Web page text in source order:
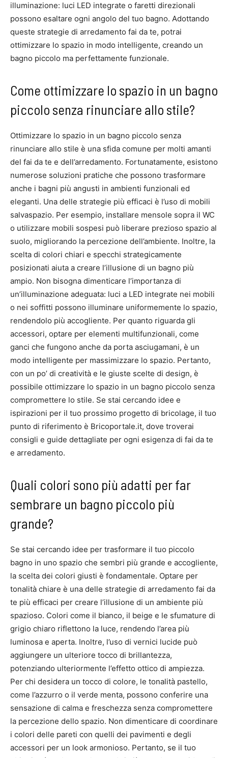
illuminazione: luci LED integrate o faretti direzionali
possono esaltare ogni angolo del tuo bagno. Adottando
queste strategie di arredamento fai da te, potrai
ottimizzare lo spazio in modo intelligente, creando un
bagno piccolo ma perfettamente funzionale.
Come ottimizzare lo spazio in un bagno
piccolo senza rinunciare allo stile?
Ottimizzare lo spazio in un bagno piccolo senza
rinunciare allo stile è una sfida comune per molti amanti
del fai da te e dell’arredamento. Fortunatamente, esistono
numerose soluzioni pratiche che possono trasformare
anche i bagni più angusti in ambienti funzionali ed
eleganti. Una delle strategie più efficaci è l’uso di mobili
salvaspazio. Per esempio, installare mensole sopra il WC
o utilizzare mobili sospesi può liberare prezioso spazio al
suolo, migliorando la percezione dell’ambiente. Inoltre, la
scelta di colori chiari e specchi strategicamente
posizionati aiuta a creare l’illusione di un bagno più
ampio. Non bisogna dimenticare l’importanza di
un’illuminazione adeguata: luci a LED integrate nei mobili
o nei soffitti possono illuminare uniformemente lo spazio,
rendendolo più accogliente. Per quanto riguarda gli
accessori, optare per elementi multifunzionali, come
ganci che fungono anche da porta asciugamani, è un
modo intelligente per massimizzare lo spazio. Pertanto,
con un po’ di creatività e le giuste scelte di design, è
possibile ottimizzare lo spazio in un bagno piccolo senza
compromettere lo stile. Se stai cercando idee e
ispirazioni per il tuo prossimo progetto di bricolage, il tuo
punto di riferimento è Bricoportale.it, dove troverai
consigli e guide dettagliate per ogni esigenza di fai da te
e arredamento.
Quali colori sono più adatti per far
sembrare un bagno piccolo più
grande?
Se stai cercando idee per trasformare il tuo piccolo
bagno in uno spazio che sembri più grande e accogliente,
la scelta dei colori giusti è fondamentale. Optare per
tonalità chiare è una delle strategie di arredamento fai da
te più efficaci per creare l’illusione di un ambiente più
spazioso. Colori come il bianco, il beige e le sfumature di
grigio chiaro riflettono la luce, rendendo l’area più
luminosa e aperta. Inoltre, l’uso di vernici lucide può
aggiungere un ulteriore tocco di brillantezza,
potenziando ulteriormente l’effetto ottico di ampiezza.
Per chi desidera un tocco di colore, le tonalità pastello,
come l’azzurro o il verde menta, possono conferire una
sensazione di calma e freschezza senza compromettere
la percezione dello spazio. Non dimenticare di coordinare
i colori delle pareti con quelli dei pavimenti e degli
accessori per un look armonioso. Pertanto, se il tuo